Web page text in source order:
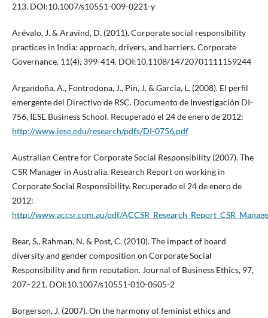
213. DOI:10.1007/s10551-009-0221-y
Arévalo, J. & Aravind, D. (2011). Corporate social responsibility
practices in India: approach, drivers, and barriers. Corporate
Governance, 11(4), 399-414. DOI:10.1108/14720701111159244
Argandoña, A., Fontrodona, J., Pin, J. & García, L. (2008). El perfil
emergente del Directivo de RSC. Documento de Investigación DI-
756, IESE Business School. Recuperado el 24 de enero de 2012:
http://www.iese.edu/research/pdfs/DI-0756.pdf
Australian Centre for Corporate Social Responsibility (2007). The
CSR Manager in Australia. Research Report on working in
Corporate Social Responsibility. Recuperado el 24 de enero de
2012:
http://www.accsr.com.au/pdf/
Bear, S., Rahman, N. & Post, C. (2010). The impact of board
diversity and gender composition on Corporate Social
Responsibility and firm reputation. Journal of Business Ethics, 97,
207–221. DOI:10.1007/s10551-010-0505-2
Borgerson, J. (2007). On the harmony of feminist ethics and